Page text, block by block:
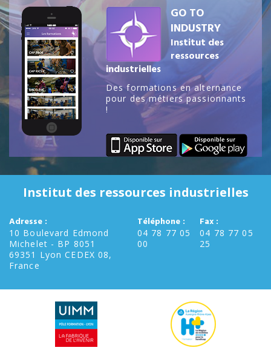
GO TO
INDUSTRY
Institut des
ressources
industrielles
Des formations en alternance
pour des métiers passionnants
!
Institut des ressources industrielles
Adresse :
10 Boulevard Edmond
Michelet - BP 8051
69351 Lyon CEDEX 08,
France
Téléphone :
04 78 77 05
00
Fax :
04 78 77 05
25